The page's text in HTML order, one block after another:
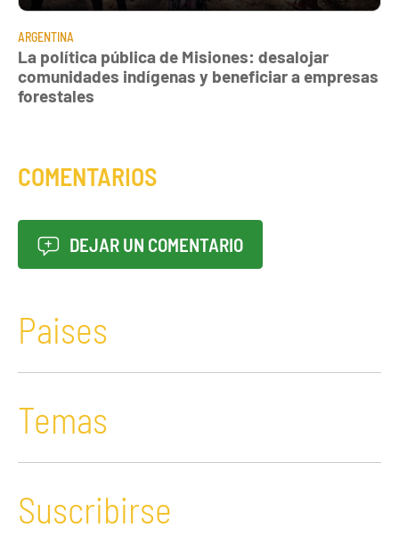
ARGENTINA
La política pública de Misiones: desalojar
comunidades indígenas y beneficiar a empresas
forestales
COMENTARIOS
DEJAR UN COMENTARIO
Paises
Temas
Suscribirse